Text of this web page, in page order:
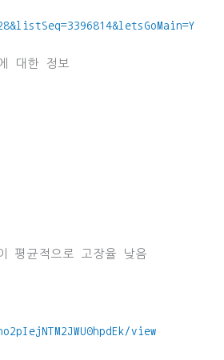
대한 정보
평균적으로 고장율 낮음
view